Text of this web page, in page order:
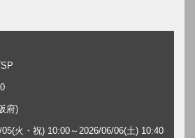
府)
火・祝) 10:00～2026/06/06(土) 10:40